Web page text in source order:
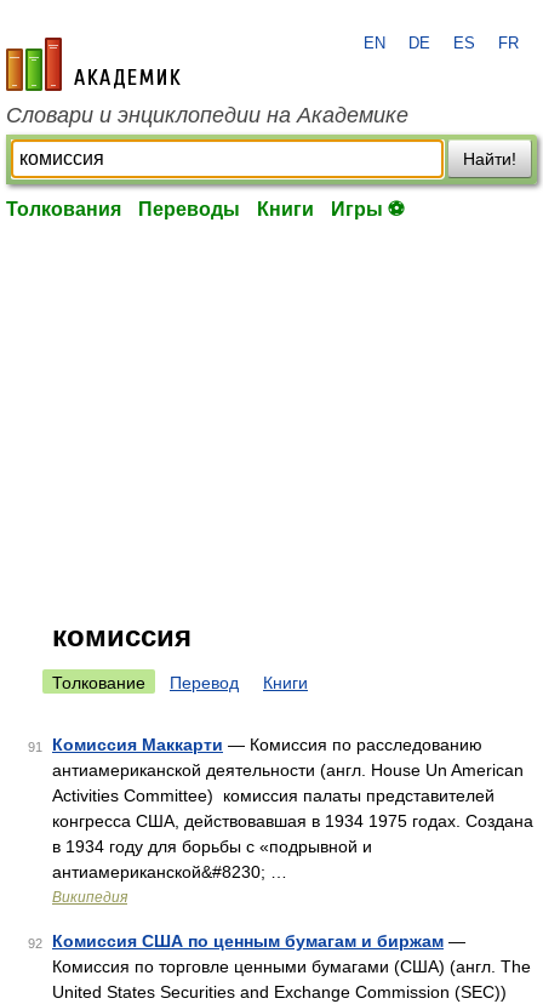
academic.ru
EN DE ES FR
Словари и энциклопедии на Академике
Найти!
Толкования Переводы Книги Игры ⚽
комиссия
Толкование Перевод Книги
91 Комиссия Маккарти — Комиссия по расследованию
антиамериканской деятельности (англ. House Un American
Activities Committee) комиссия палаты представителей
конгресса США, действовавшая в 1934 1975 годах. Создана
в 1934 году для борьбы с «подрывной и
антиамериканской&#8230; …
Википедия
92 Комиссия США по ценным бумагам и биржам —
Комиссия по торговле ценными бумагами (США) (англ. The
United States Securities and Exchange Commission (SEC))